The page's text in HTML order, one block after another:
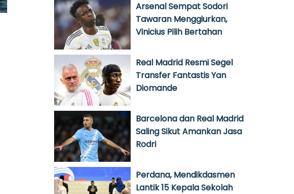
Arsenal Sempat Sodori
Tawaran Menggiurkan,
Vinicius Pilih Bertahan
Real Madrid Resmi Segel
Transfer Fantastis Yan
Diomande
Barcelona dan Real Madrid
Saling Sikut Amankan Jasa
Rodri
Perdana, Mendikdasmen
Lantik 15 Kepala Sekolah